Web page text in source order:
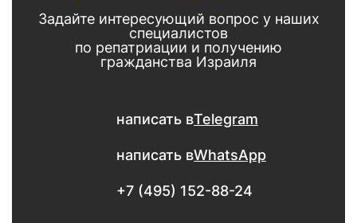
Задайте интересующий вопрос у наших
специалистов
по репатриации и получению
гражданства Израиля
написать вTelegram
написать вWhatsApp
+7 (495) 152-88-24